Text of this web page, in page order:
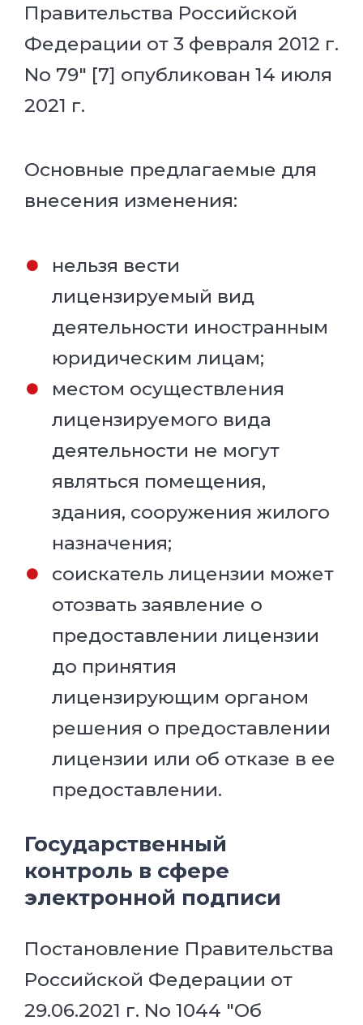
Правительства Российской
Федерации от 3 февраля 2012 г.
No 79" [7] опубликован 14 июля
2021 г.
Основные предлагаемые для
внесения изменения:
нельзя вести
лицензируемый вид
деятельности иностранным
юридическим лицам;
местом осуществления
лицензируемого вида
деятельности не могут
являться помещения,
здания, сооружения жилого
назначения;
соискатель лицензии может
отозвать заявление о
предоставлении лицензии
до принятия
лицензирующим органом
решения о предоставлении
лицензии или об отказе в ее
предоставлении.
Государственный
контроль в сфере
электронной подписи
Постановление Правительства
Российской Федерации от
29.06.2021 г. No 1044 "Об